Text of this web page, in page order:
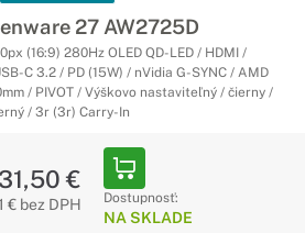
27 AW2725D
(16:9) 280Hz OLED QD-LED / HDMI /
C 3.2 / PD (15W) / nVidia G-SYNC / AMD
/ PIVOT / Výškovo nastaviteľný / čierny /
/ 3r (3r) Carry-In
€
€ bez DPH Dostupnosť:
NA SKLADE